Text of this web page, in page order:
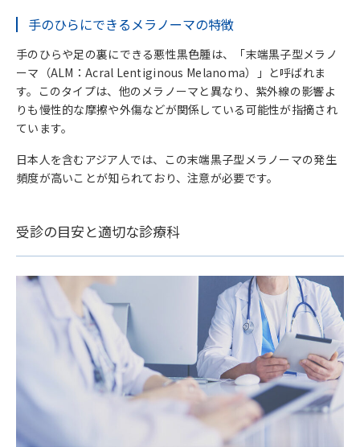
手のひらにできるメラノーマの特徴
手のひらや足の裏にできる悪性黒色腫は、「末端黒子型メラノ
ーマ（ALM：Acral Lentiginous Melanoma）」と呼ばれま
す。このタイプは、他のメラノーマと異なり、紫外線の影響よ
りも慢性的な摩擦や外傷などが関係している可能性が指摘され
ています。
日本人を含むアジア人では、この末端黒子型メラノーマの発生
頻度が高いことが知られており、注意が必要です。
受診の目安と適切な診療科